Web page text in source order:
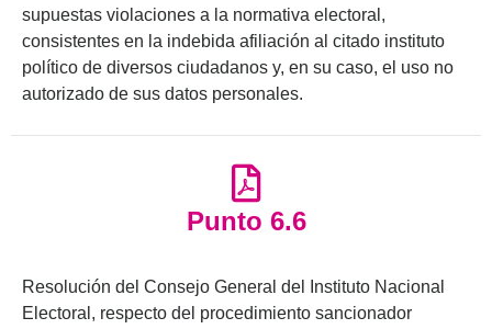
supuestas violaciones a la normativa electoral,
consistentes en la indebida afiliación al citado instituto
político de diversos ciudadanos y, en su caso, el uso no
autorizado de sus datos personales.
Punto 6.6
Resolución del Consejo General del Instituto Nacional
Electoral, respecto del procedimiento sancionador